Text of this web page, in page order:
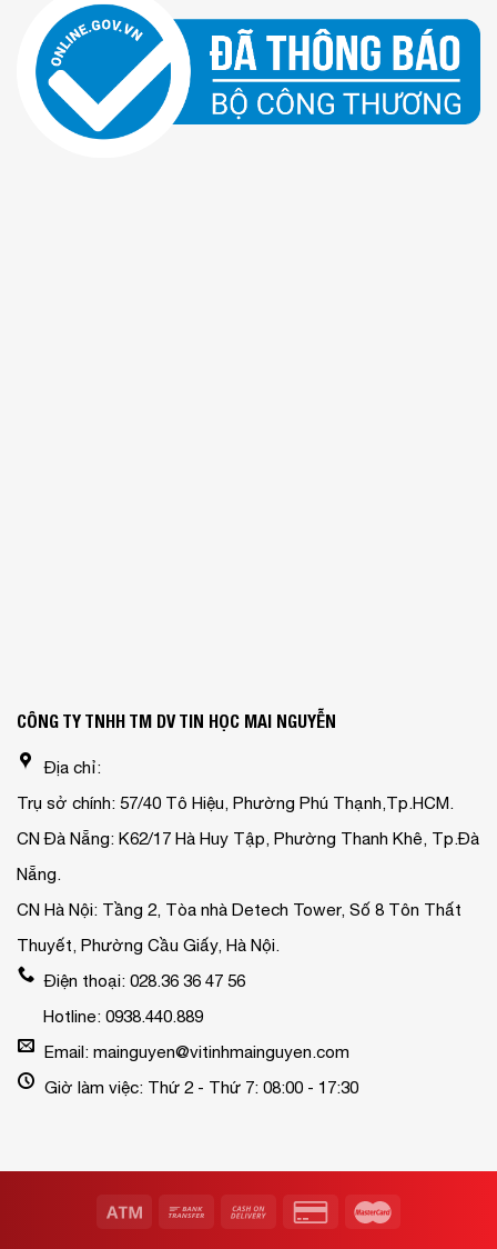
CÔNG TY TNHH TM DV TIN HỌC MAI NGUYỄN
Địa chỉ:
Trụ sở chính: 57/40 Tô Hiệu, Phường Phú Thạnh,Tp.HCM.
CN Đà Nẵng: K62/17 Hà Huy Tập, Phường Thanh Khê, Tp.Đà
Nẵng.
CN Hà Nội: Tầng 2, Tòa nhà Detech Tower, Số 8 Tôn Thất
Thuyết, Phường Cầu Giấy, Hà Nội.
Điện thoại: 028.36 36 47 56
Hotline: 0938.440.889
Email: mainguyen@vitinhmainguyen.com
Giờ làm việc: Thứ 2 - Thứ 7: 08:00 - 17:30